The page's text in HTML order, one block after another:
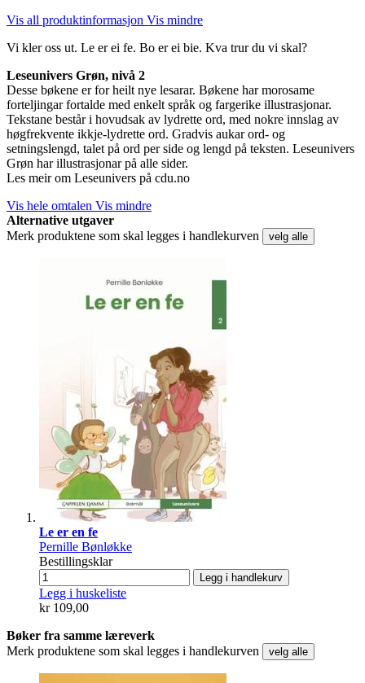
Vis all produktinformasjon Vis mindre
Vi kler oss ut. Le er ei fe. Bo er ei bie. Kva trur du vi skal?
Leseunivers Grøn, nivå 2
Desse bøkene er for heilt nye lesarar. Bøkene har morosame
forteljingar fortalde med enkelt språk og fargerike illustrasjonar.
Tekstane består i hovudsak av lydrette ord, med nokre innslag av
høgfrekvente ikkje-lydrette ord. Gradvis aukar ord- og
setningslengd, talet på ord per side og lengd på teksten. Leseunivers
Grøn har illustrasjonar på alle sider.
Les meir om Leseunivers på cdu.no
Vis hele omtalen Vis mindre
Alternative utgaver
Merk produktene som skal legges i handlekurven
velg alle
Le er en fe
Pernille Bønløkke
Bestillingsklar
Legg i handlekurv
Legg i huskeliste
kr 109,00
Bøker fra samme læreverk
Merk produktene som skal legges i handlekurven
velg alle